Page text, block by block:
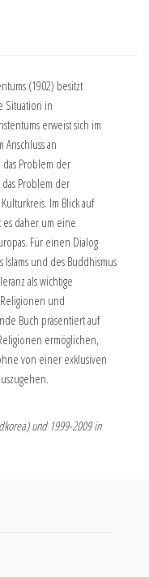
(1902) besitzt
Situation in
erweist sich im
an
das Problem der
Problem der
Im Blick auf
es daher um eine
Für einen Dialog
und des Buddhismus
als wichtige
und
Buch präsentiert auf
ermöglichen,
von einer exklusiven
und 1999-2009 in